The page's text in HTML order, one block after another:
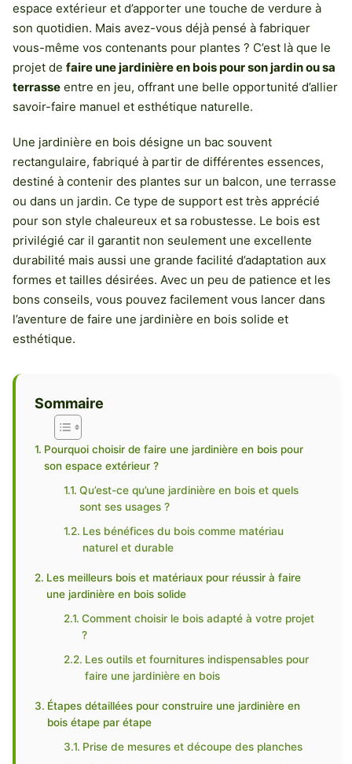
espace extérieur et d’apporter une touche de verdure à
son quotidien. Mais avez-vous déjà pensé à fabriquer
vous-même vos contenants pour plantes ? C’est là que le
projet de faire une jardinière en bois pour son jardin ou sa
terrasse entre en jeu, offrant une belle opportunité d’allier
savoir-faire manuel et esthétique naturelle.
Une jardinière en bois désigne un bac souvent
rectangulaire, fabriqué à partir de différentes essences,
destiné à contenir des plantes sur un balcon, une terrasse
ou dans un jardin. Ce type de support est très apprécié
pour son style chaleureux et sa robustesse. Le bois est
privilégié car il garantit non seulement une excellente
durabilité mais aussi une grande facilité d’adaptation aux
formes et tailles désirées. Avec un peu de patience et les
bons conseils, vous pouvez facilement vous lancer dans
l’aventure de faire une jardinière en bois solide et
esthétique.
Sommaire
Pourquoi choisir de faire une jardinière en bois pour
son espace extérieur ?
Qu’est-ce qu’une jardinière en bois et quels
sont ses usages ?
Les bénéfices du bois comme matériau
naturel et durable
Les meilleurs bois et matériaux pour réussir à faire
une jardinière en bois solide
Comment choisir le bois adapté à votre projet
?
Les outils et fournitures indispensables pour
faire une jardinière en bois
Étapes détaillées pour construire une jardinière en
bois étape par étape
Prise de mesures et découpe des planches